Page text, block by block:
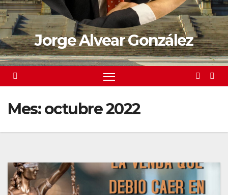
Jorge Alvear González
Mes:octubre 2022